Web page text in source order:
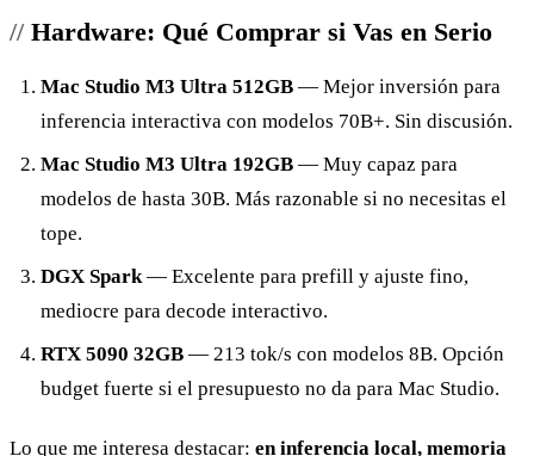
Hardware: Qué Comprar si Vas en Serio
Mac Studio M3 Ultra 512GB— Mejor inversión para
inferencia interactiva con modelos 70B+. Sin discusión.
Mac Studio M3 Ultra 192GB— Muy capaz para
modelos de hasta 30B. Más razonable si no necesitas el
tope.
DGX Spark— Excelente para prefill y ajuste fino,
mediocre para decode interactivo.
RTX 5090 32GB— 213 tok/s con modelos 8B. Opción
budget fuerte si el presupuesto no da para Mac Studio.
Lo que me interesa destacar: en inferencia local, memoria